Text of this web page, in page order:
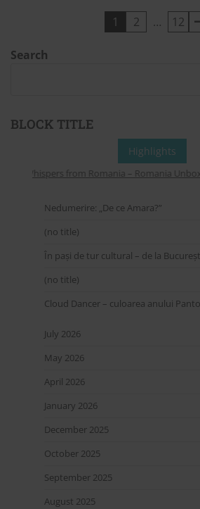
pagination
1 2 … 12
Search
BLOCK TITLE
Highlights
Whispers from Romania – Romania
Nedumerire: „De ce Amara?”
(no title)
În pași de tur cultural – de la
(no title)
Cloud Dancer – culoarea anului
July 2026
May 2026
April 2026
January 2026
December 2025
October 2025
September 2025
August 2025